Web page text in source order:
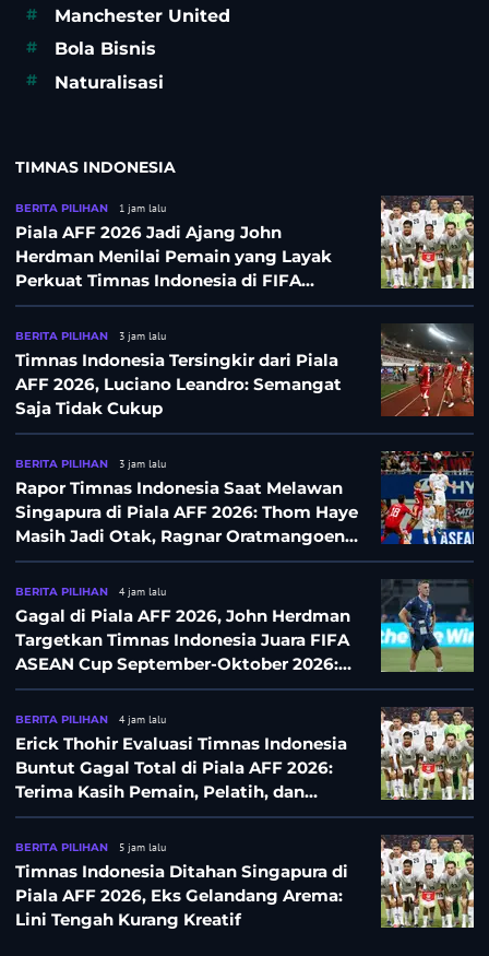
# Manchester United
# Bola Bisnis
# Naturalisasi
TIMNAS INDONESIA
BERITA PILIHAN 1 jam lalu
Piala AFF 2026 Jadi Ajang John
Herdman Menilai Pemain yang Layak
Perkuat Timnas Indonesia di FIFA
ASEAN Cup 2026
BERITA PILIHAN 3 jam lalu
Timnas Indonesia Tersingkir dari Piala
AFF 2026, Luciano Leandro: Semangat
Saja Tidak Cukup
BERITA PILIHAN 3 jam lalu
Rapor Timnas Indonesia Saat Melawan
Singapura di Piala AFF 2026: Thom Haye
Masih Jadi Otak, Ragnar Oratmangoen
Lumayan
BERITA PILIHAN 4 jam lalu
Gagal di Piala AFF 2026, John Herdman
Targetkan Timnas Indonesia Juara FIFA
ASEAN Cup September-Oktober 2026:
Sudah di Depan Mata
BERITA PILIHAN 4 jam lalu
Erick Thohir Evaluasi Timnas Indonesia
Buntut Gagal Total di Piala AFF 2026:
Terima Kasih Pemain, Pelatih, dan
Ofisial
BERITA PILIHAN 5 jam lalu
Timnas Indonesia Ditahan Singapura di
Piala AFF 2026, Eks Gelandang Arema:
Lini Tengah Kurang Kreatif